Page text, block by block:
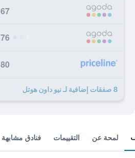
67 ﷼
76 ﷼
80 ﷼
8 صفقات إضافية لـ نيو داون هوتل
لمحة عن التقييمات فنادق مشابهة